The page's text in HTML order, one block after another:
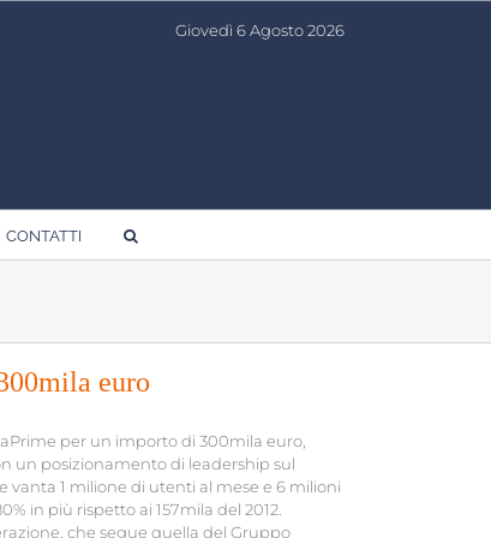
Giovedì 6 Agosto 2026
CONTATTI
euro
per un importo di 300mila euro,
un posizionamento di leadership sul
1 milione di utenti al mese e 6 milioni
in più rispetto ai 157mila del 2012.
che segue quella del Gruppo